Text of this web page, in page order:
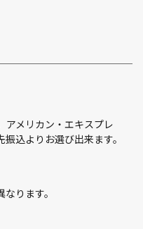
アメリカン・エキスプレ
込よりお選び出来ます。
ります。